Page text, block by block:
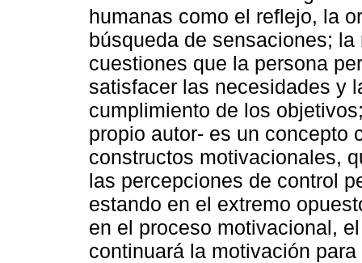
humanas como el reflejo, la
búsqueda de sensaciones;
cuestiones que la persona
satisfacer las necesidades y
cumplimiento de los
propio autor- es un concepto
constructos motivacionales,
las percepciones de control
estando en el extremo
en el proceso motivacional,
continuará la motivación para